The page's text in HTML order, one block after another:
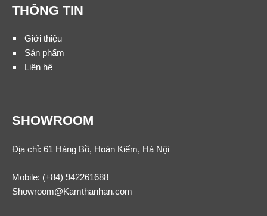
THÔNG TIN
Giới thiệu
Sản phẩm
Liên hệ
SHOWROOM
Địa chỉ: 61 Hàng Bồ, Hoàn Kiếm, Hà Nội
Mobile: (+84) 942261688
Showroom@Kamthanhan.com